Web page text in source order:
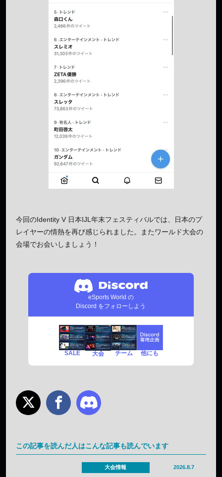
今回のIdentity V 日本IJL年末フェスティバルでは、日本のプ
レイヤーの情熱を再び感じられました。またワールド大会の
会場でお会いしましょう！
eSports World の
Discord をフォローしよう
SALE 大会 チーム 他にも
この記事を読んだ人はこんな記事も読んでいます
大会情報 2026.8.7